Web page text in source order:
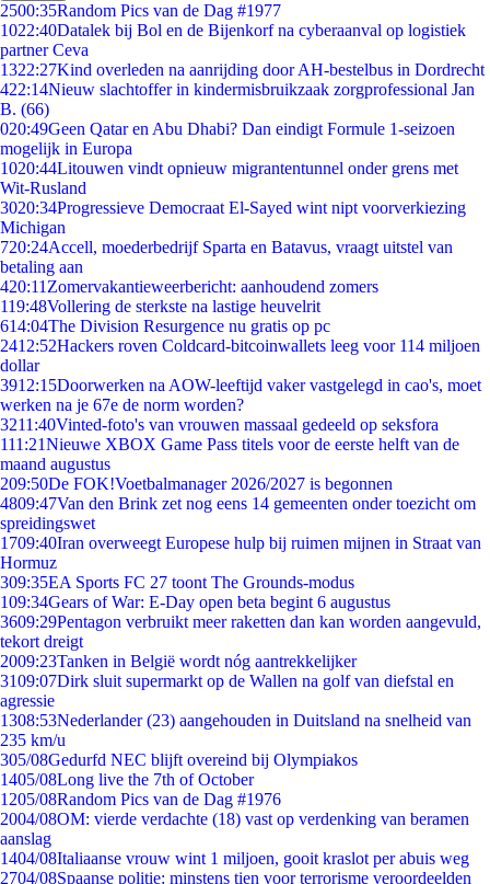
2500:35Random Pics van de Dag #1977
1022:40Datalek bij Bol en de Bijenkorf na cyberaanval op logistiek
partner Ceva
1322:27Kind overleden na aanrijding door AH-bestelbus in Dordrecht
422:14Nieuw slachtoffer in kindermisbruikzaak zorgprofessional Jan
B. (66)
020:49Geen Qatar en Abu Dhabi? Dan eindigt Formule 1-seizoen
mogelijk in Europa
1020:44Litouwen vindt opnieuw migrantentunnel onder grens met
Wit-Rusland
3020:34Progressieve Democraat El-Sayed wint nipt voorverkiezing
Michigan
720:24Accell, moederbedrijf Sparta en Batavus, vraagt uitstel van
betaling aan
420:11 Zomervakantieweerbericht: aanhoudend zomers
119:48Vollering de sterkste na lastige heuvelrit
614:04The Division Resurgence nu gratis op pc
2412:52Hackers roven Coldcard-bitcoinwallets leeg voor 114 miljoen
dollar
3912:15Doorwerken na AOW-leeftijd vaker vastgelegd in cao's, moet
werken na je 67e de norm worden?
3211:40Vinted-foto's van vrouwen massaal gedeeld op seksfora
111:21Nieuwe XBOX Game Pass titels voor de eerste helft van de
maand augustus
209:50De FOK!Voetbalmanager 2026/2027 is begonnen
4809:47Van den Brink zet nog eens 14 gemeenten onder toezicht om
spreidingswet
1709:40Iran overweegt Europese hulp bij ruimen mijnen in Straat van
Hormuz
309:35EA Sports FC 27 toont The Grounds-modus
109:34Gears of War: E-Day open beta begint 6 augustus
3609:29Pentagon verbruikt meer raketten dan kan worden aangevuld,
tekort dreigt
2009:23Tanken in België wordt nóg aantrekkelijker
3109:07Dirk sluit supermarkt op de Wallen na golf van diefstal en
agressie
1308:53Nederlander (23) aangehouden in Duitsland na snelheid van
235 km/u
305/08Gedurfd NEC blijft overeind bij Olympiakos
1405/08Long live the 7th of October
1205/08Random Pics van de Dag #1976
2004/08OM: vierde verdachte (18) vast op verdenking van beramen
aanslag
1404/08Italiaanse vrouw wint 1 miljoen, gooit kraslot per abuis weg
2704/08Spaanse politie: minstens tien voor terrorisme veroordeelden